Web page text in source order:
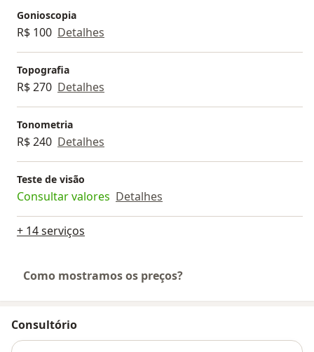
Gonioscopia
R$ 100 Detalhes
Topografia
R$ 270 Detalhes
Tonometria
R$ 240 Detalhes
Teste de visão
Consultar valores Detalhes
+ 14 serviços
Como mostramos os preços?
Consultório